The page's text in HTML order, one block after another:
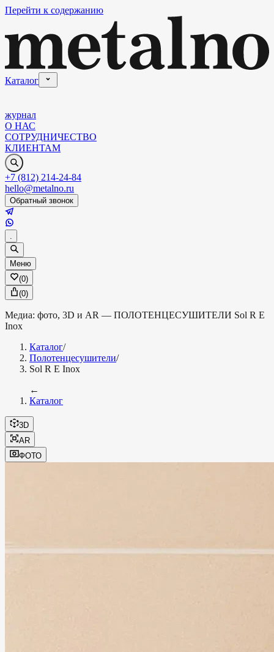
Перейти к содержанию
Каталог
журнал
О НАС
СОТРУДНИЧЕСТВО
КЛИЕНТАМ
+7 (812) 214-24-84
hello@metalno.ru
Обратный звонок
.
Меню
(0)
(0)
Медиа: фото, 3D и AR — ПОЛОТЕНЦЕСУШИТЕЛИ Sol R E
Inox
Каталог/
Полотенцесушители/
Sol R E Inox
←
Каталог
3D
AR
ФОТО